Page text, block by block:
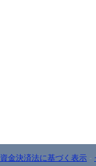
資金決済法に基づく表示 -